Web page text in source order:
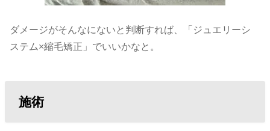
ダメージがそんなにないと判断すれば、「ジュエリーシ
ステム×縮毛矯正」でいいかなと。
施術